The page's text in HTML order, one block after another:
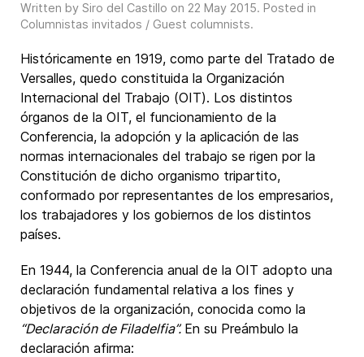
Written by Siro del Castillo on 22 May 2015. Posted in
Columnistas invitados / Guest columnists.
Históricamente en 1919, como parte del Tratado de
Versalles, quedo constituida la Organización
Internacional del Trabajo (OIT). Los distintos
órganos de la OIT, el funcionamiento de la
Conferencia, la adopción y la aplicación de las
normas internacionales del trabajo se rigen por la
Constitución de dicho organismo tripartito,
conformado por representantes de los empresarios,
los trabajadores y los gobiernos de los distintos
países.
En 1944, la Conferencia anual de la OIT adopto una
declaración fundamental relativa a los fines y
objetivos de la organización, conocida como la
“Declaración de Filadelfia”. En su Preámbulo la
declaración afirma: